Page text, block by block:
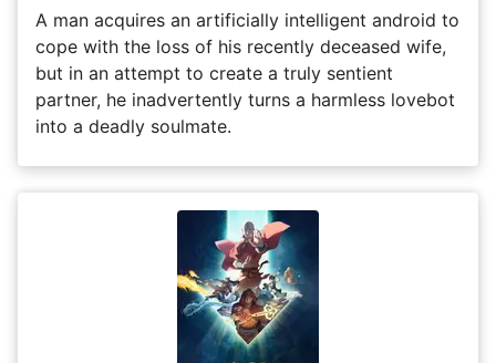
A man acquires an artificially intelligent android to
cope with the loss of his recently deceased wife,
but in an attempt to create a truly sentient
partner, he inadvertently turns a harmless lovebot
into a deadly soulmate.